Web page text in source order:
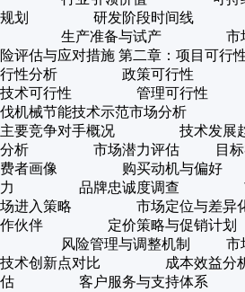
规划 研发阶段时间线 测
生产准备与试产 市
险评估与应对措施 第二章：项目
行性分析 政策可行
技术可行性 管理可行
伐机械节能技术示范市场
主要竞争对手概况 技术发
分析 市场潜力评估 目
费者画像 购买动机与偏好
力 品牌忠诚度调查 市
场进入策略 市场定位与差
作伙伴 定价策略与促销计
风险管理与调整机制 市
技术创新点对比 成本效益
估 客户服务与支持体系